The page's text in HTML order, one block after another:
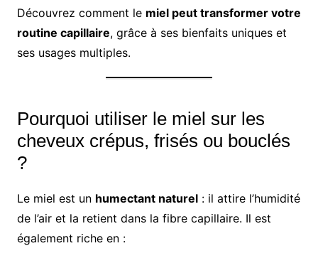
Découvrez comment le miel peut transformer votre
routine capillaire, grâce à ses bienfaits uniques et
ses usages multiples.
Pourquoi utiliser le miel sur les
cheveux crépus, frisés ou bouclés
?
Le miel est un humectant naturel: il attire l’humidité
de l’air et la retient dans la fibre capillaire. Il est
également riche en :